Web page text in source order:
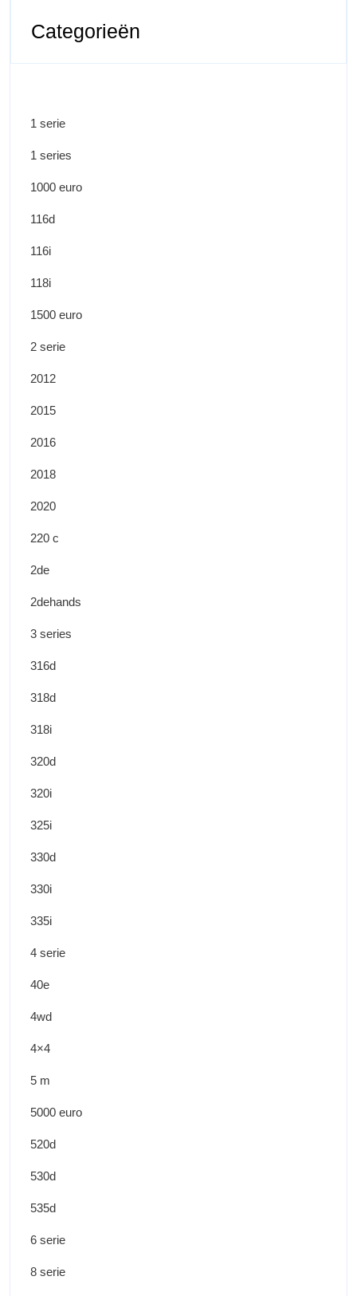
Categorieën
1 serie
1 series
1000 euro
116d
116i
118i
1500 euro
2 serie
2012
2015
2016
2018
2020
220 c
2de
2dehands
3 series
316d
318d
318i
320d
320i
325i
330d
330i
335i
4 serie
40e
4wd
4×4
5 m
5000 euro
520d
530d
535d
6 serie
8 serie